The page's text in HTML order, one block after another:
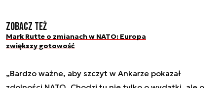
Zobacz też
Mark Rutte o zmianach w NATO: Europa
zwiększy gotowość
„Bardzo ważne, aby szczyt w Ankarze pokazał